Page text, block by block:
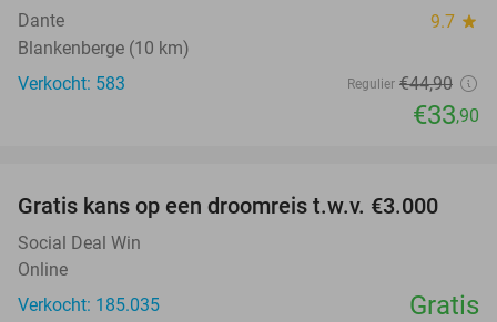
Dante 9.7 star
Blankenberge (10 km)
Verkocht: 583
Regulier €44,90
€33,90
Gratis kans op een droomreis t.w.v. €3.000
Social Deal Win
Online
Verkocht: 185.035
Gratis